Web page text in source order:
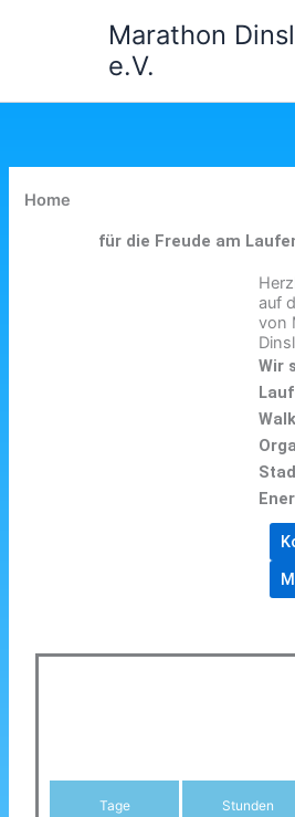
Marathon
e.V.
Home
für die Freude am
auf
von
Wir
Tage Stunden